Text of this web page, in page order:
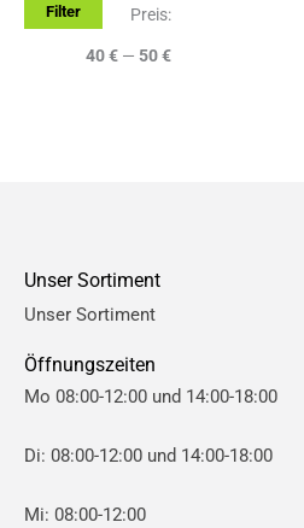
M
i
M
a
Filter
Preis:
40 € —50 €
Unser Sortiment
Unser Sortiment
Öffnungszeiten
Mo 08:00-12:00 und 14:00-18:00
Di: 08:00-12:00 und 14:00-18:00
Mi: 08:00-12:00